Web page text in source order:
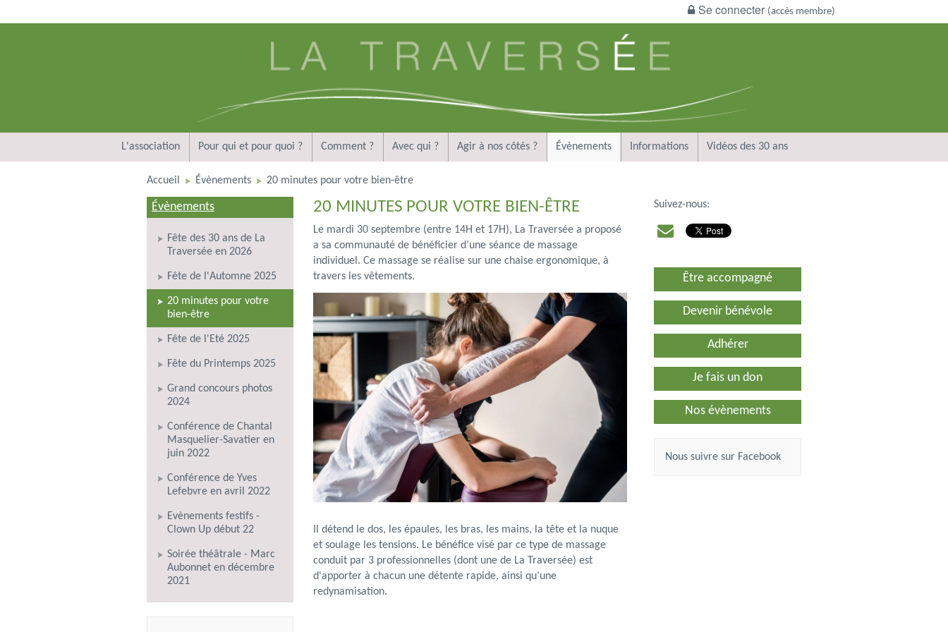
Se connecter (accès membre)
L'association Pour qui et pour quoi ? Comment ? Avec qui ? Agir à nos côtés ? Évènements Informations Vidéos des 30 ans
Accueil Évènements 20 minutes pour votre bien-être
Évènements
Fête des 30 ans de La
Traversée en 2026
Fête de l'Automne 2025
20 minutes pour votre
bien-être
Fête de l'Eté 2025
Fête du Printemps 2025
Grand concours photos
2024
Conférence de Chantal
Masquelier-Savatier en
juin 2022
Conférence de Yves
Lefebvre en avril 2022
Evènements festifs -
Clown Up début 22
Soirée théâtrale - Marc
Aubonnet en décembre
2021
20 MINUTES POUR VOTRE BIEN-ÊTRE
Le mardi 30 septembre (entre 14H et 17H), La Traversée a proposé
a sa communauté de bénéficier d’une séance de massage
individuel. Ce massage se réalise sur une chaise ergonomique, à
travers les vêtements.
Il détend le dos, les épaules, les bras, les mains, la tête et la nuque
et soulage les tensions. Le bénéfice visé par ce type de massage
conduit par 3 professionnelles (dont une de La Traversée) est
d'apporter à chacun une détente rapide, ainsi qu’une
redynamisation.
Suivez-nous:
Être accompagné
Devenir bénévole
Adhérer
Je fais un don
Nos évènements
Nous suivre sur Facebook